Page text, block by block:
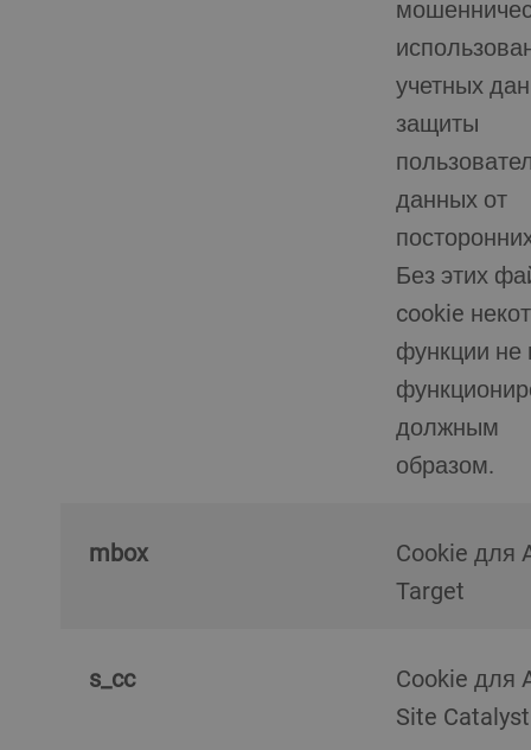
учетных
защиты
данных от
Без этих
cookie
функции не
должным
образом.
mbox
Cookie для Adobe
Target
s_cc
Cookie для Adobe
Site Catalyst